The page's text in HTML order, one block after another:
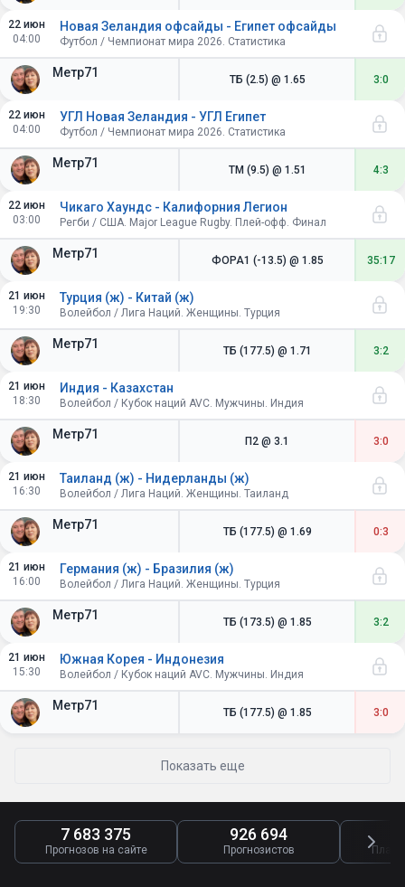
22 июн
04:00
Метр71
Новая Зеландия офсайды - Египет офсайды
Футбол / Чемпионат мира 2026. Статистика
ТБ (2.5) @ 1.65 3:0
22 июн
04:00
Метр71
УГЛ Новая Зеландия - УГЛ Египет
Футбол / Чемпионат мира 2026. Статистика
ТМ (9.5) @ 1.51 4:3
22 июн
03:00
Метр71
Чикаго Хаундс - Калифорния Легион
Регби / США. Major League Rugby. Плей-офф. Финал
ФОРА1 (-13.5) @ 1.85 35:17
21 июн
19:30
Метр71
Турция (ж) - Китай (ж)
Волейбол / Лига Наций. Женщины. Турция
ТБ (177.5) @ 1.71 3:2
21 июн
18:30
Метр71
Индия - Казахстан
Волейбол / Кубок наций AVC. Мужчины. Индия
П2 @ 3.1 3:0
21 июн
16:30
Метр71
Таиланд (ж) - Нидерланды (ж)
Волейбол / Лига Наций. Женщины. Таиланд
ТБ (177.5) @ 1.69 0:3
21 июн
16:00
Метр71
Германия (ж) - Бразилия (ж)
Волейбол / Лига Наций. Женщины. Турция
ТБ (173.5) @ 1.85 3:2
21 июн
15:30
Метр71
Южная Корея - Индонезия
Волейбол / Кубок наций AVC. Мужчины. Индия
ТБ (177.5) @ 1.85 3:0
Показать еще
7 683 375
Прогнозов на сайте
926 694
Прогнозистов